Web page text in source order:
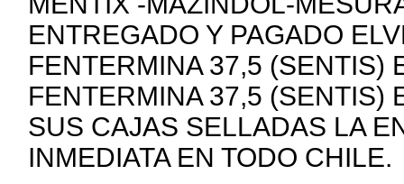
ENTREGADO Y PAGADO
FENTERMINA 37,5 (SENTIS)
FENTERMINA 37,5 (SENTIS)
SUS CAJAS SELLADAS LA
INMEDIATA EN TODO CHILE.